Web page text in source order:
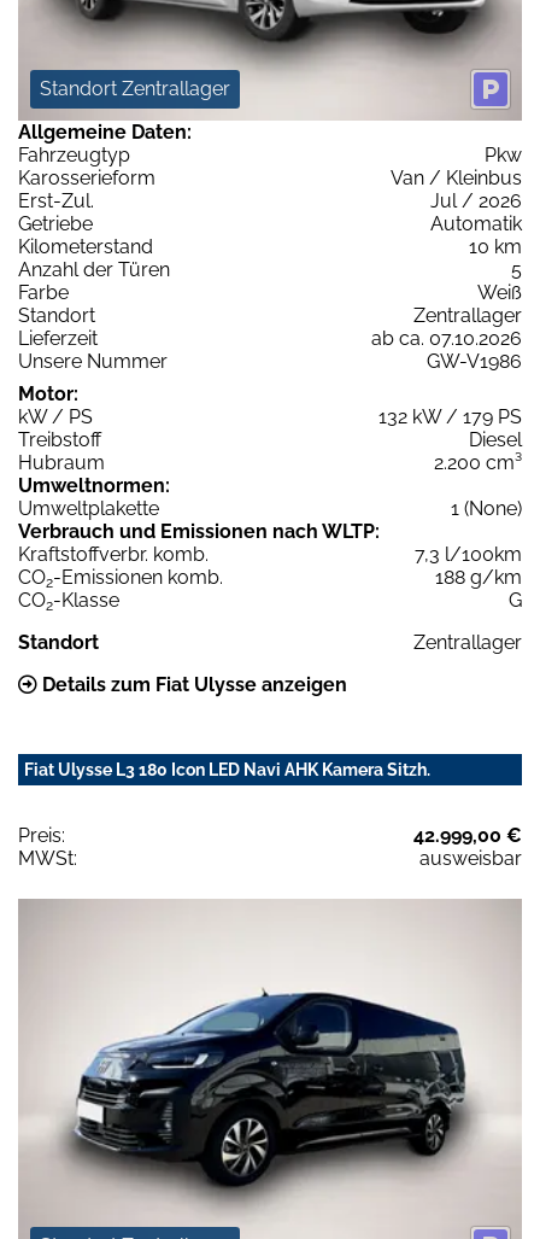
Standort Zentrallager
Allgemeine Daten:
Fahrzeugtyp
Pkw
Karosserieform
Van / Kleinbus
Erst-Zul.
Jul / 2026
Getriebe
Automatik
Kilometerstand
10 km
Anzahl der Türen
5
Farbe
Weiß
Standort
Zentrallager
Lieferzeit
ab ca. 07.10.2026
Unsere Nummer
GW-V1986
Motor:
kW / PS
132 kW / 179 PS
Treibstoff
Diesel
Hubraum
2.200 cm³
Umweltnormen:
Umweltplakette
1 (None)
Verbrauch und Emissionen nach WLTP:
Kraftstoffverbr. komb.
7,3 l/100km
CO2-Emissionen komb.
188 g/km
CO2-Klasse
G
Standort
Zentrallager
Details zum Fiat Ulysse anzeigen
Fiat Ulysse L3 180 Icon LED Navi AHK Kamera Sitzh.
Preis:
42.999,00 €
MWSt:
ausweisbar